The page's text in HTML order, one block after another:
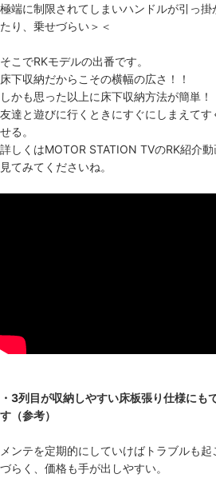
極端に制限されてしまいハンドルが引っ掛
たり、乗せづらい＞＜
そこでRKモデルの出番です。
床下収納だからこその横幅の広さ！！
しかも思った以上に床下収納方法が簡単！
友達と遊びに行くときにすぐにしまえてす
せる。
詳しくはMOTOR STATION TVのRK紹介動
見てみてくださいね。
・3列目が収納しやすい床板張り仕様にも
す（参考）
メンテを定期的にしていけばトラブルも起
づらく、価格も手が出しやすい。